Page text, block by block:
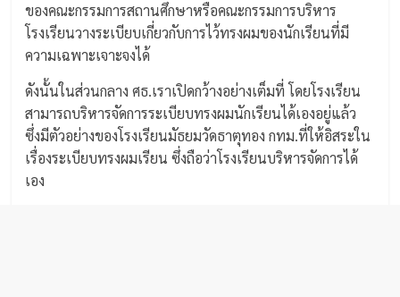
ของคณะกรรมการสถานศึกษาหรือคณะกรรมการบริหาร
โรงเรียนวางระเบียบเกี่ยวกับการไว้ทรงผมของนักเรียนที่มี
ความเฉพาะเจาะจงได้
ดังนั้นในส่วนกลาง ศธ.เราเปิดกว้างอย่างเต็มที่ โดยโรงเรียน
สามารถบริหารจัดการระเบียบทรงผมนักเรียนได้เองอยู่แล้ว
ซึ่งมีตัวอย่างของโรงเรียนมัธยมวัดธาตุทอง กทม.ที่ให้อิสระใน
เรื่องระเบียบทรงผมเรียน ซึ่งถือว่าโรงเรียนบริหารจัดการได้
เอง